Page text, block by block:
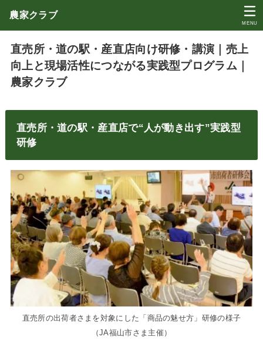
農家クラブ
MENU
直売所・道の駅・産直店向け研修・講演｜売上
向上と現場活性につながる実践型プログラム｜
農家クラブ
直売所・道の駅・産直店で“人が動き出す”実践型
研修
直売所の出荷者さまを対象にした「商品の魅せ方」研修の様子
（JA福山市さま主催）